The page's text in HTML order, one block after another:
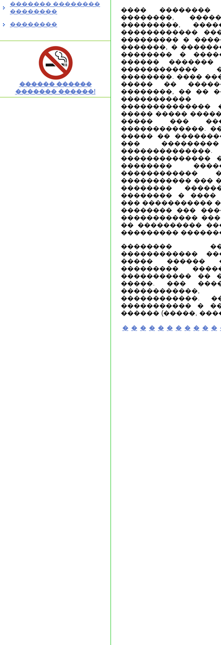
������� ��������
��������
��������
������ ������
������� ������!
���� ��������
��������,
���������,
������������
��������� �
�������, �
�������� �
������
��������. ����
����� ��
��������, �� ��
��������������
����� �����
����� ���
�������������.
����� ��
���
��������������
��������
������������
����������� ���
��������
�������� � ����
��� �����������
�������� ���
������������
�� ����������
���������
��������
������������
����� ������
���������
����������� ��
�����. ���
������������.
����������� �
������ (�����,
� � � � � � � � � � �